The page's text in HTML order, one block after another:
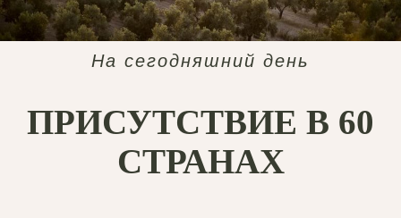
ПРИСУТСТВИЕ В 60
СТРАНАХ
На сегодняшний день